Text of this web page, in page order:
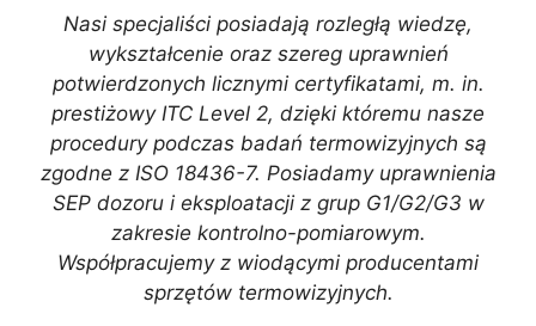
Nasi specjaliści posiadają rozległą wiedzę,
wykształcenie oraz szereg uprawnień
potwierdzonych licznymi certyfikatami, m. in.
prestiżowy ITC Level 2, dzięki któremu nasze
procedury podczas badań termowizyjnych są
zgodne z ISO 18436-7. Posiadamy uprawnienia
SEP dozoru i eksploatacji z grup G1/G2/G3 w
zakresie kontrolno-pomiarowym.
Współpracujemy z wiodącymi producentami
sprzętów termowizyjnych.